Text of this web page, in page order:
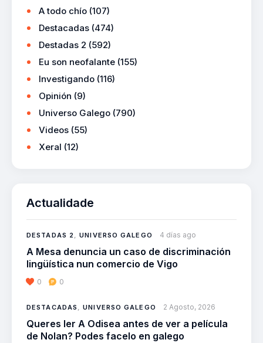
A todo chío (107)
Destacadas (474)
Destadas 2 (592)
Eu son neofalante (155)
Investigando (116)
Opinión (9)
Universo Galego (790)
Videos (55)
Xeral (12)
Actualidade
DESTADAS 2,UNIVERSO GALEGO 4 días ago
A Mesa denuncia un caso de discriminación
lingüística nun comercio de Vigo
0 0
DESTACADAS ,UNIVERSO GALEGO 2 Agosto, 2026
Queres ler A Odisea antes de ver a película
de Nolan? Podes facelo en galego